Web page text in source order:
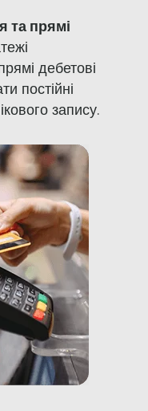
та прямі
дебетові
постійні
запису.